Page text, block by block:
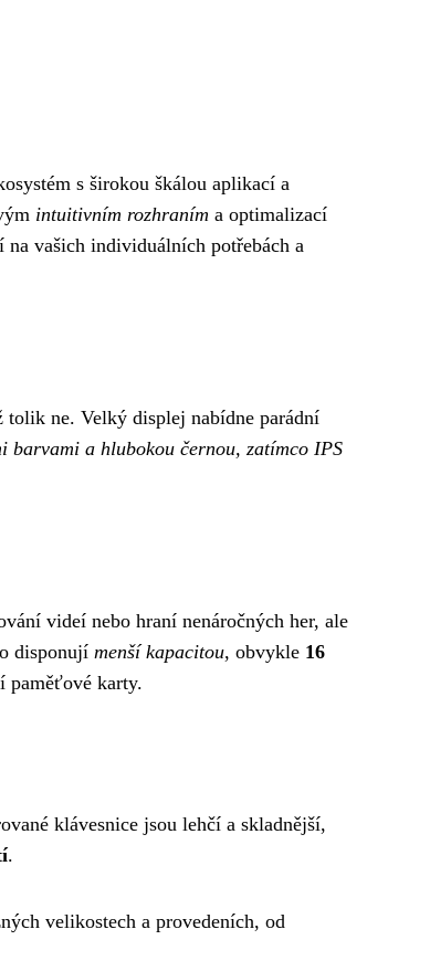
s širokou škálou aplikací a
intuitivním rozhraním a optimalizací
vašich individuálních potřebách a
tolik ne. Velký displej nabídne parádní
barvami a hlubokou černou, zatímco IPS
videí nebo hraní nenáročných her, ale
disponují menší kapacitou, obvykle 16
paměťové karty.
klávesnice jsou lehčí a skladnější,
.
velikostech a provedeních, od